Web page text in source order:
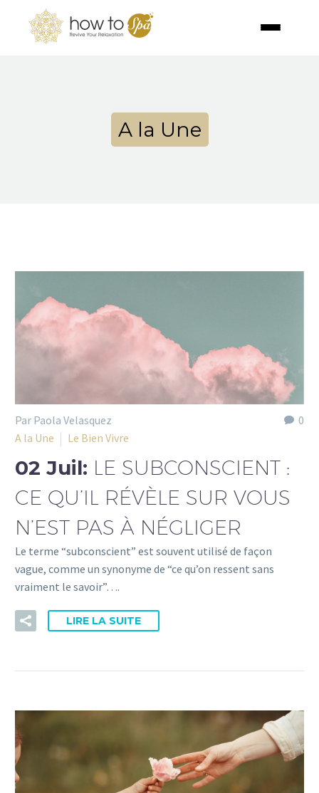
A la Une
0
Par Paola Velasquez
A la Une
Le Bien Vivre
02 Juil: LE SUBCONSCIENT :
CE QU’IL RÉVÈLE SUR VOUS
N’EST PAS À NÉGLIGER
Le terme “subconscient” est souvent utilisé de façon
vague, comme un synonyme de “ce qu’on ressent sans
vraiment le savoir”….
LIRE LA SUITE